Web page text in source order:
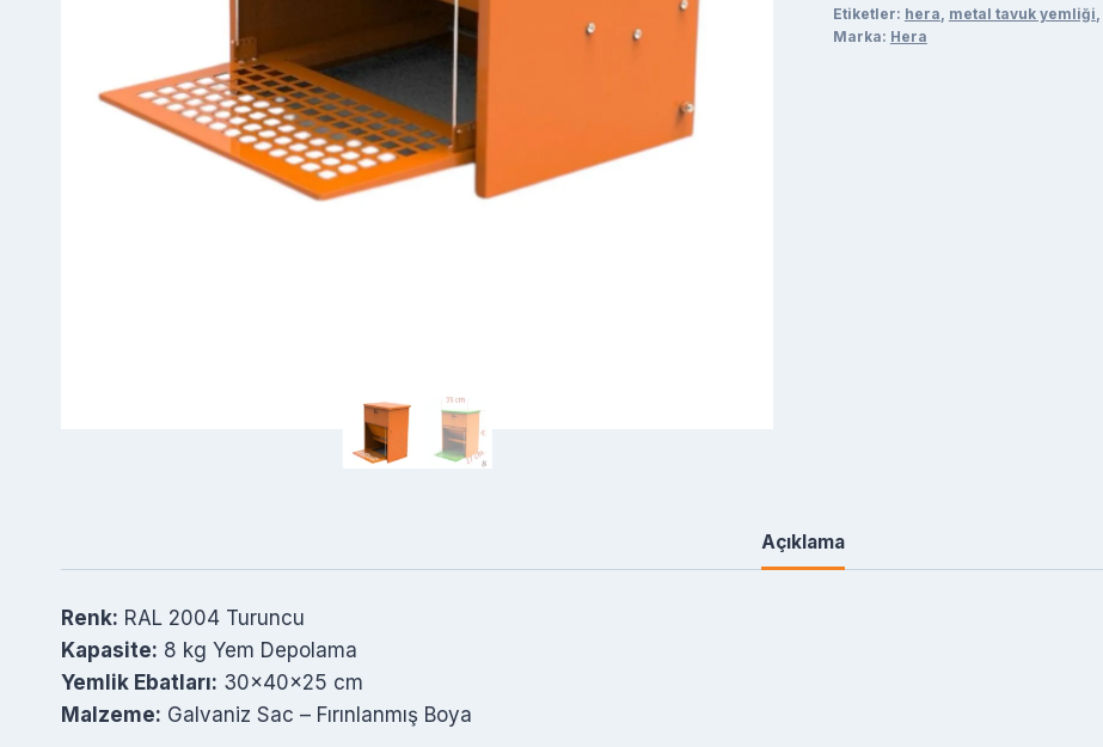
(Turuncu)
adet
Etiketler: hera metal tavuk yemliği
Marka: Hera
Açıklama
Renk: RAL 2004 Turuncu
Kapasite: 8 kg Yem Depolama
Yemlik Ebatları: 30x40x25 cm
Malzeme: Galvaniz Sac – Fırınlanmış Boya